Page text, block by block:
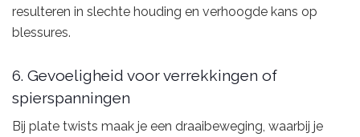
resulteren in slechte houding en verhoogde kans op
blessures.
6. Gevoeligheid voor verrekkingen of
spierspanningen
Bij plate twists maak je een draaibeweging, waarbij je